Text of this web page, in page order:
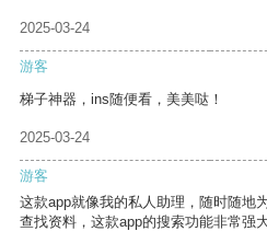
2025-03-24
游客
梯子神器，ins随便看，美美哒！
2025-03-24
游客
这款app就像我的私人助理，随时随地
查找资料，这款app的搜索功能非常强